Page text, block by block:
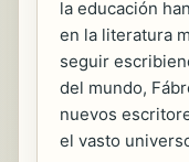
la educación
en la literatura
seguir
del mundo,
nuevos
el vasto